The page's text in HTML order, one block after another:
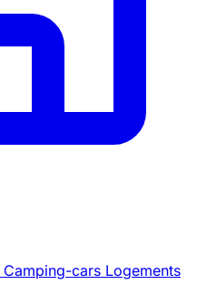
Camping-cars Logements